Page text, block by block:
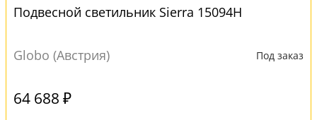
Подвесной светильник Sierra 15094H
Globo (Австрия) Под заказ
64 688 ₽